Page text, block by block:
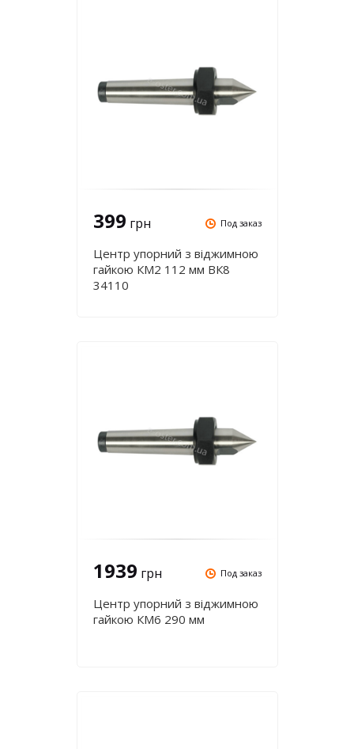
399 грн Под заказ
Центр упорний з віджимною
гайкою КМ2 112 мм ВК8
34110
1939 грн Под заказ
Центр упорний з віджимною
гайкою КМ6 290 мм